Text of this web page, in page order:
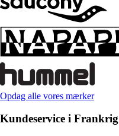
Opdag alle vores mærker
Kundeservice i Frankrig